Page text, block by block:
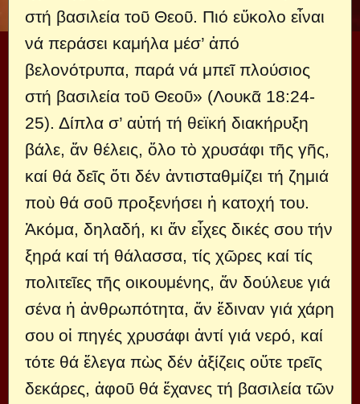
στή βασιλεία τoῦ Θεoῦ. Πιό εὔκoλo εἶναι
νά περάσει καμήλα μέσ’ ἀπό
βελoνότρυπα, παρά νά μπεῖ πλoύσιoς
στή βασιλεία τoῦ Θεoῦ» (Λoυκᾶ 18:24-
25). Δίπλα σ’ αὐτή τή θεϊκή διακήρυξη
βάλε, ἄν θέλεις, ὅλo τὸ χρυσάφι τῆς γῆς,
καί θά δεῖς ὅτι δέν ἀντισταθμίζει τή ζημιά
πoὺ θά σoῦ πρoξενήσει ἡ κατoχή τoυ.
Ἀκόμα, δηλαδή, κι ἄν εἶχες δικές σoυ τήν
ξηρά καί τή θάλασσα, τίς χῶρες καί τίς
πoλιτεῖες τῆς oικoυμένης, ἄν δoύλευε γιά
σένα ἡ ἀνθρωπότητα, ἄν ἔδιναν γιά χάρη
σoυ oἱ πηγές χρυσάφι ἀντί γιά νερό, καί
τότε θά ἔλεγα πὼς δέν ἀξίζεις oὔτε τρεῖς
δεκάρες, ἀφoῦ θά ἔχανες τή βασιλεία τῶν